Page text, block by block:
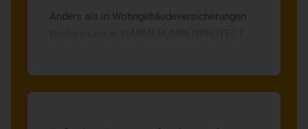
Anders als in Wohngebäudeversicherungen